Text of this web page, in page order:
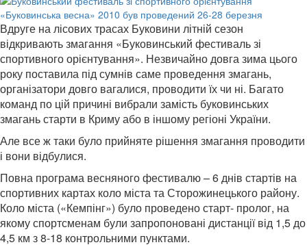
Вдруге на лісових трасах Буковини літній сезон
відкривають змагання «Буковинський фестиваль зі
спортивного орієнтування». Незвичайно довга зима цього
року поставила під сумнів саме проведення змагань,
організатори довго вагалися, проводити їх чи ні. Багато
команд по цій причині вибрали замість буковинських
змагань старти в Криму або в іншому регіоні України.
Але все ж таки було прийняте рішення змагання проводити
і вони відбулися.
Повна програма весняного фестивалю – 6 днів стартів на
спортивних картах коло міста та Сторожинецького району.
Коло міста («Кемпінг») було проведено старт- пролог, на
якому спортсменам були запропоновані дистанції від 1,5 до
4,5 км з 8-18 контрольними пунктами.